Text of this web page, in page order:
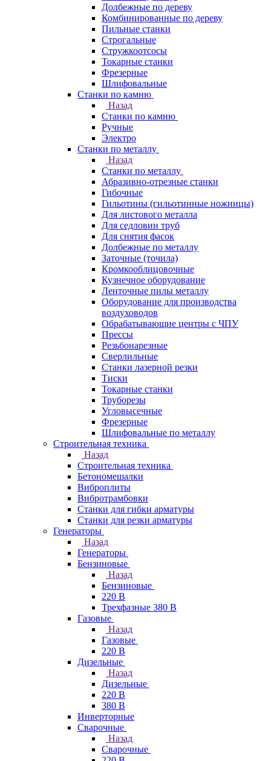
Долбежные по дереву
Комбинированные по дереву
Пильные станки
Строгальные
Стружкоотсосы
Токарные станки
Фрезерные
Шлифовальные
Станки по камню
Назад
Станки по камню
Ручные
Электро
Станки по металлу
Назад
Станки по металлу
Абразивно-отрезные станки
Гибочные
Гильотины (гильотинные ножницы)
Для листового металла
Для седловин труб
Для снятия фасок
Долбежные по металлу
Заточные (точила)
Кромкооблицовочные
Кузнечное оборудование
Ленточные пилы металлу
Оборудование для производства
воздуховодов
Обрабатывающие центры с ЧПУ
Прессы
Резьбонарезные
Сверлильные
Станки лазерной резки
Тиски
Токарные станки
Труборезы
Угловысечные
Фрезерные
Шлифовальные по металлу
Строительная техника
Назад
Строительная техника
Бетономешалки
Виброплиты
Вибротрамбовки
Станки для гибки арматуры
Станки для резки арматуры
Генераторы
Назад
Генераторы
Бензиновые
Назад
Бензиновые
220 В
Трехфазные 380 В
Газовые
Назад
Газовые
220 В
Дизельные
Назад
Дизельные
220 В
380 В
Инверторные
Сварочные
Назад
Сварочные